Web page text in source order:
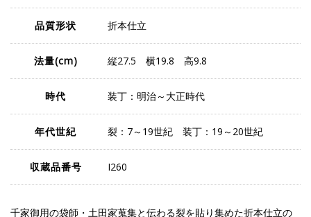
品質形状 折本仕立
法量(cm) 縦27.5 横19.8 高9.8
時代 装丁：明治～大正時代
年代世紀 裂：7～19世紀 装丁：19～20世紀
収蔵品番号 I260
千家御用の袋師・土田家蒐集と伝わる裂を貼り集めた折本仕立の